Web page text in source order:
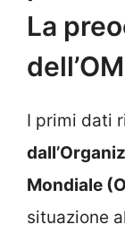
La
I primi dati
Mondiale
situazione